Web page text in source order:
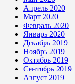
Апрель 2020
Март 2020
Февраль 2020
Январь 2020
Декабрь 2019
Ноябрь 2019
Октябрь 2019
Сентябрь 2019
Август 2019